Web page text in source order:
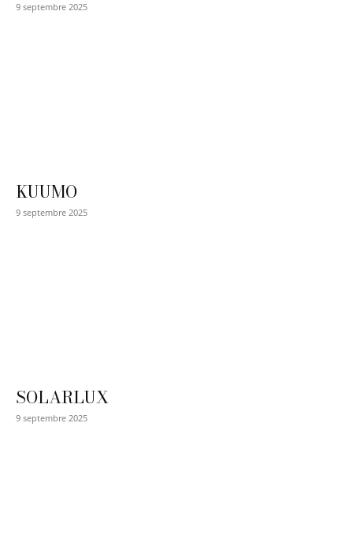
9 septembre 2025
KUUMO
9 septembre 2025
SOLARLUX
9 septembre 2025